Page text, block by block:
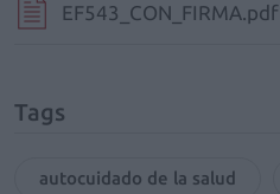
EF543_CON_FIRMA.pdf
Tags
autocuidado de la salud